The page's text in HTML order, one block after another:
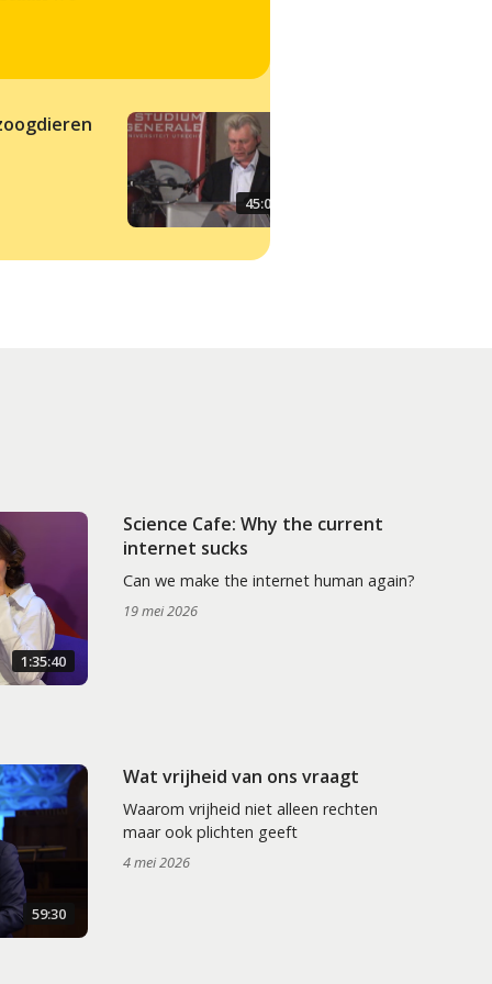
45:00
1:35:40
Science Cafe: Why the current
internet sucks
Can we make the internet human again?
19 mei 2026
59:30
Wat vrijheid van ons vraagt
Waarom vrijheid niet alleen rechten
maar ook plichten geeft
4 mei 2026